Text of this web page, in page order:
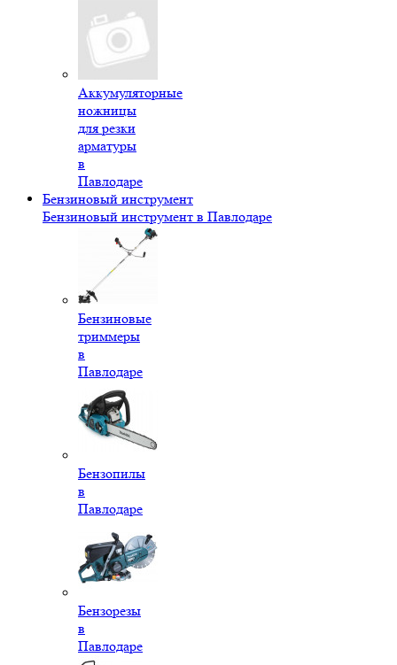
Аккумуляторные
ножницы
для резки
арматуры
в
Павлодаре
Бензиновый инструмент
Бензиновый инструмент в Павлодаре
Бензиновые
триммеры
в
Павлодаре
Бензопилы
в
Павлодаре
Бензорезы
в
Павлодаре